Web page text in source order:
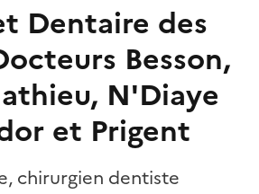
Dentaire des
Besson,
N'Diaye
et Prigent
chirurgien dentiste